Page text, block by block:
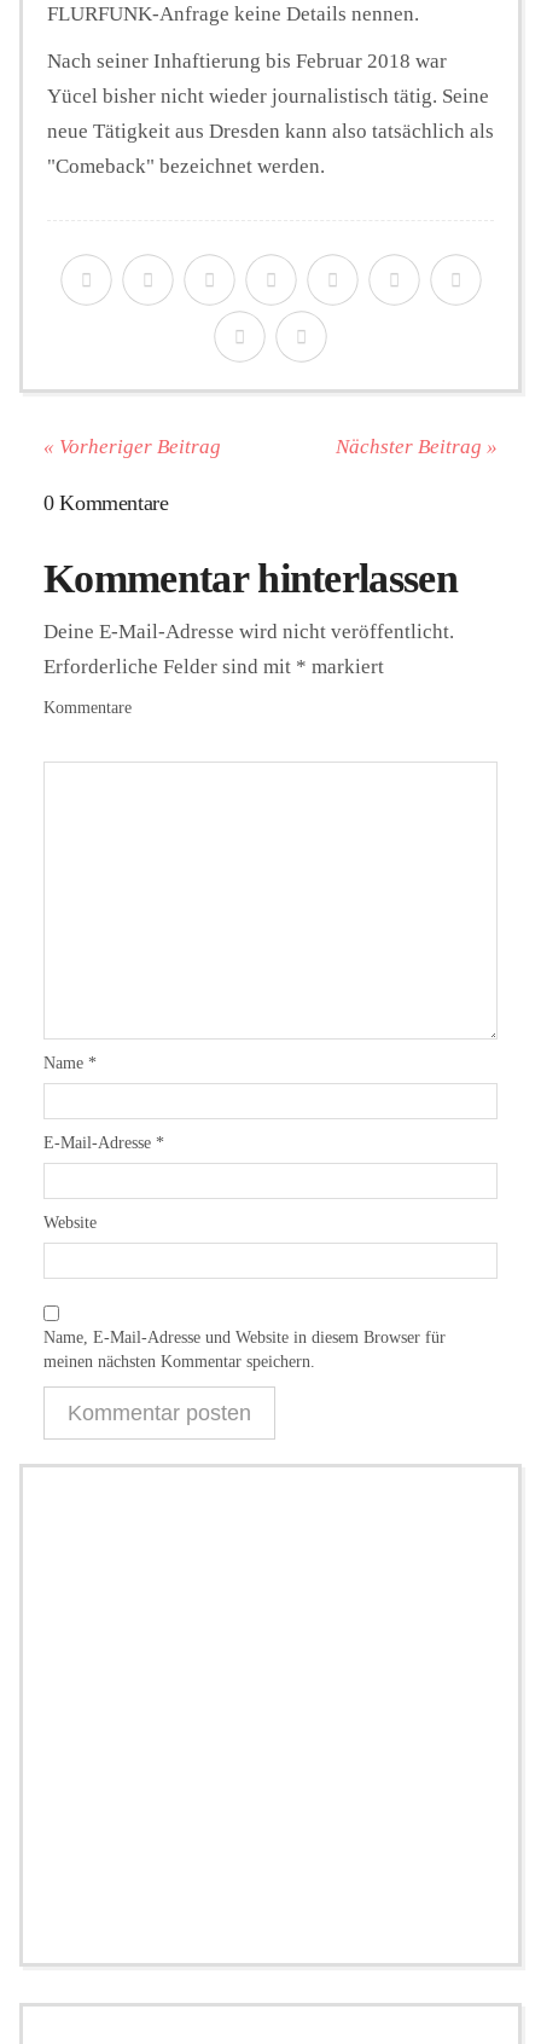
FLURFUNK-Anfrage keine Details nennen.
Nach seiner Inhaftierung bis Februar 2018 war
Yücel bisher nicht wieder journalistisch tätig. Seine
neue Tätigkeit aus Dresden kann also tatsächlich als
"Comeback" bezeichnet werden.
« Vorheriger Beitrag Nächster Beitrag »
0 Kommentare
Kommentar hinterlassen
Deine E-Mail-Adresse wird nicht veröffentlicht.
Erforderliche Felder sind mit * markiert
Kommentare
Name *
E-Mail-Adresse *
Website
Name, E-Mail-Adresse und Website in diesem Browser für
meinen nächsten Kommentar speichern.